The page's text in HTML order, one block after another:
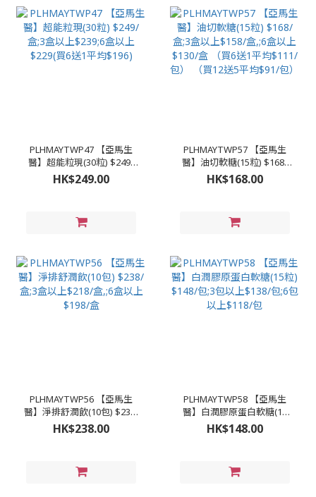
PLHMAYTWP47 【亞馬生
醫】超能粒現(30粒) $249/
盒;3盒以上$239;6盒以上
$229(買6送1平均$196)
HK$249.00
PLHMAYTWP57 【亞馬生
醫】油切軟糖(15粒) $168/
盒;3盒以上$158/盒,;6盒以上
$130/盒 （買6送1平均$111/
HK$168.00
PLHMAYTWP56 【亞馬生
醫】淨排舒潤飲(10包) $238/
盒;3盒以上$218/盒,;6盒以上
$198/盒
HK$238.00
PLHMAYTWP58 【亞馬生
醫】白潤膠原蛋白軟糖(15
粒) $148/包;3包以上$138/
包;6包以上$118/包
HK$148.00